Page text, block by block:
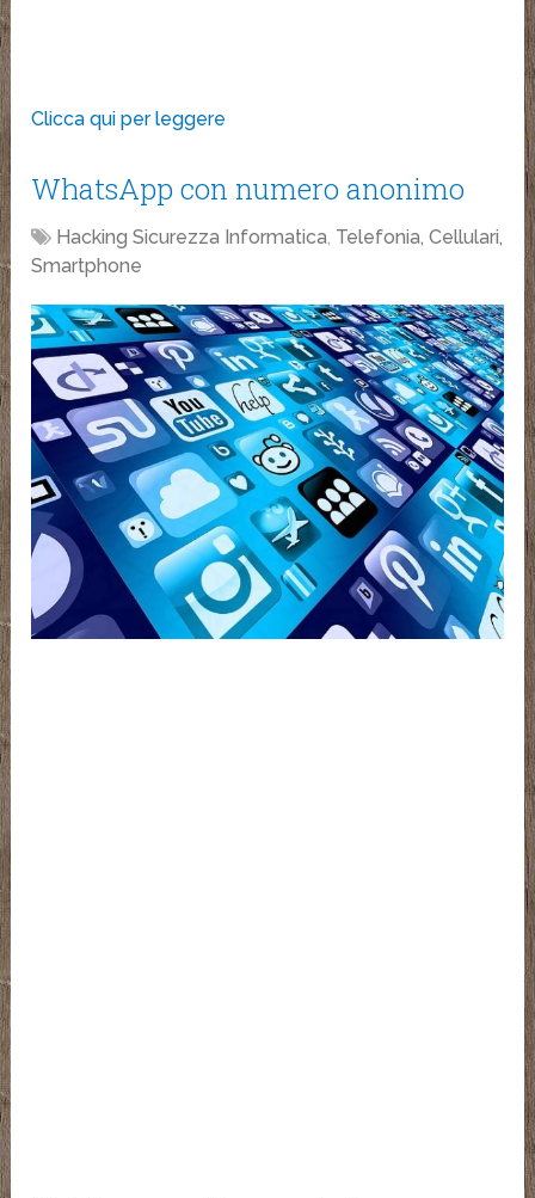
Clicca qui per leggere
WhatsApp con numero anonimo
Hacking Sicurezza Informatica, Telefonia, Cellulari,
Smartphone